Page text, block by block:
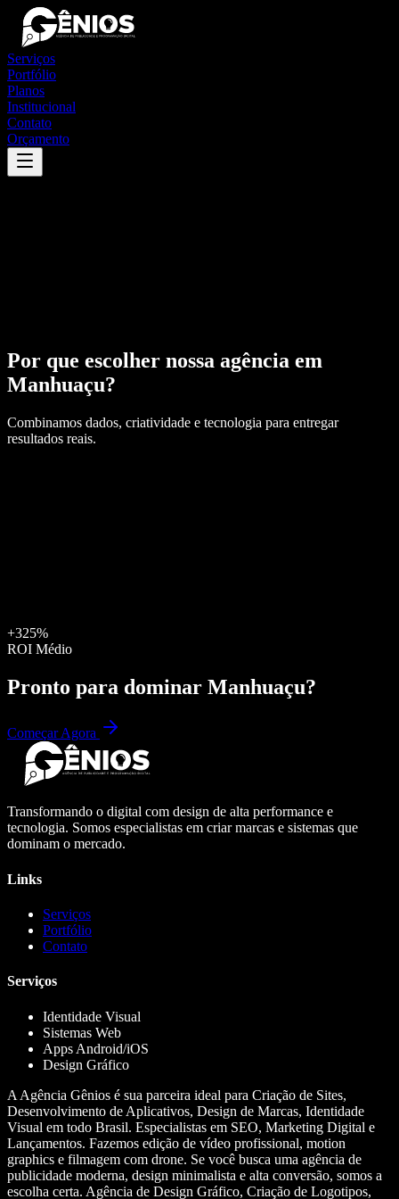
Serviços
Portfólio
Planos
Institucional
Contato
Orçamento
Por que escolher nossa agência em
Manhuaçu?
Combinamos dados, criatividade e tecnologia para entregar
resultados reais.
+325%
ROI Médio
Pronto para dominar Manhuaçu?
Começar Agora
Transformando o digital com design de alta performance e
tecnologia. Somos especialistas em criar marcas e sistemas que
dominam o mercado.
Links
Serviços
Portfólio
Contato
Serviços
Identidade Visual
Sistemas Web
Apps Android/iOS
Design Gráfico
A Agência Gênios é sua parceira ideal para Criação de Sites,
Desenvolvimento de Aplicativos, Design de Marcas, Identidade
Visual em todo Brasil. Especialistas em SEO, Marketing Digital e
Lançamentos. Fazemos edição de vídeo profissional, motion
graphics e filmagem com drone. Se você busca uma agência de
publicidade moderna, design minimalista e alta conversão, somos a
escolha certa. Agência de Design Gráfico, Criação de Logotipos,